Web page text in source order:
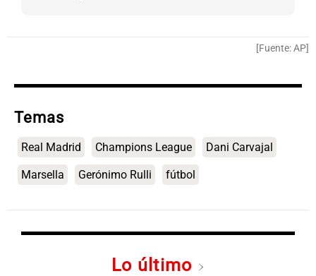
[Fuente: AP]
Temas
Real Madrid Champions League Dani Carvajal
Marsella Gerónimo Rulli fútbol
Lo último